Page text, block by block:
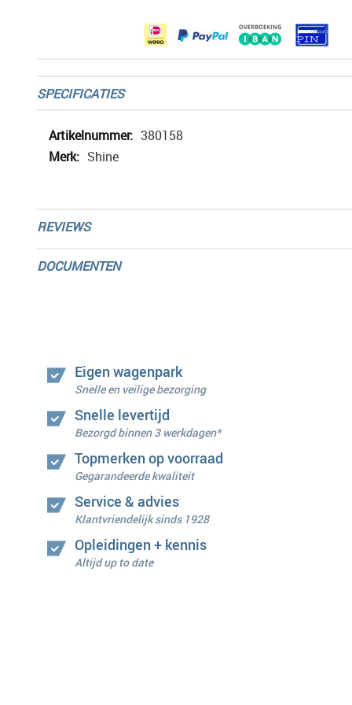
SPECIFICATIES
Meer
informatie
380158
Shine
REVIEWS
DOCUMENTEN
Eigen wagenpark
Snelle en veilige bezorging
Snelle levertijd
Bezorgd binnen 3 werkdagen*
Topmerken op voorraad
Gegarandeerde kwaliteit
Service & advies
Klantvriendelijk sinds 1928
Opleidingen + kennis
Altijd up to date